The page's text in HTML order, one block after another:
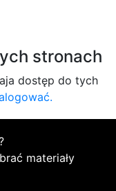
stronach
dostęp do tych
materiały